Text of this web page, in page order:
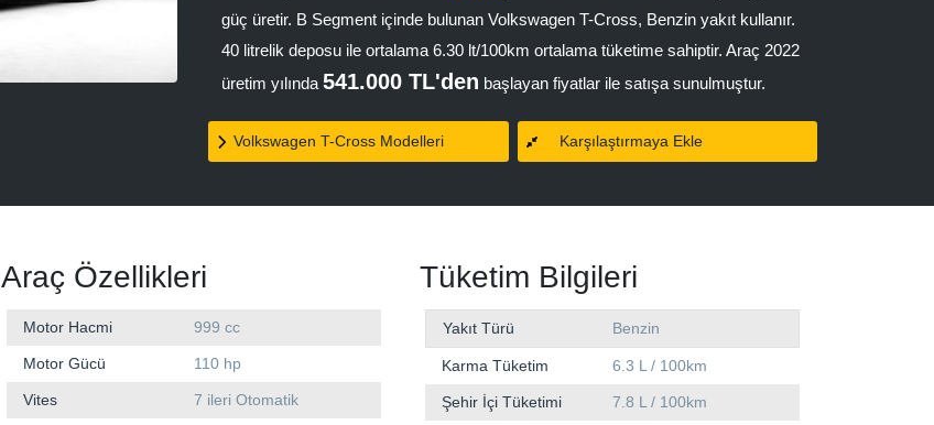
güç üretir. B Segment içinde bulunan Volkswagen T-Cross, Benzin yakıt kullanır.
40 litrelik deposu ile ortalama 6.30 lt/100km ortalama tüketime sahiptir. Araç 2022
üretim yılında 541.000 TL'den başlayan fiyatlar ile satışa sunulmuştur.
Volkswagen T-Cross Modelleri Karşılaştırmaya Ekle
Araç Özellikleri
Motor Hacmi 999 cc
Motor Gücü 110 hp
Vites 7 ileri Otomatik
Tüketim Bilgileri
Yakıt Türü Benzin
Karma Tüketim 6.3 L / 100km
Şehir İçi Tüketimi 7.8 L / 100km